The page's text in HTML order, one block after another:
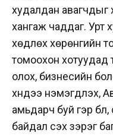
худалдан авагчдыг
хангаж чаддаг. Урт
хөдлөх хөрөнгийн
томоохон хотуудад
олох, бизнесийн
хүндээ нэмэгдүүлэх,
амьдарч буй гэр
байдал үүсэх зэрэг